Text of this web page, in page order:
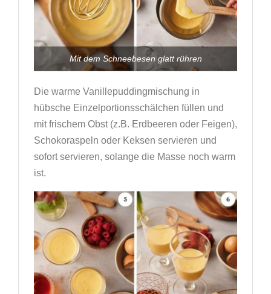
Mit dem Schneebesen glatt rühren
Die warme Vanillepuddingmischung in
hübsche Einzelportionsschälchen füllen und
mit frischem Obst (z.B. Erdbeeren oder Feigen),
Schokoraspeln oder Keksen servieren und
sofort servieren, solange die Masse noch warm
ist.